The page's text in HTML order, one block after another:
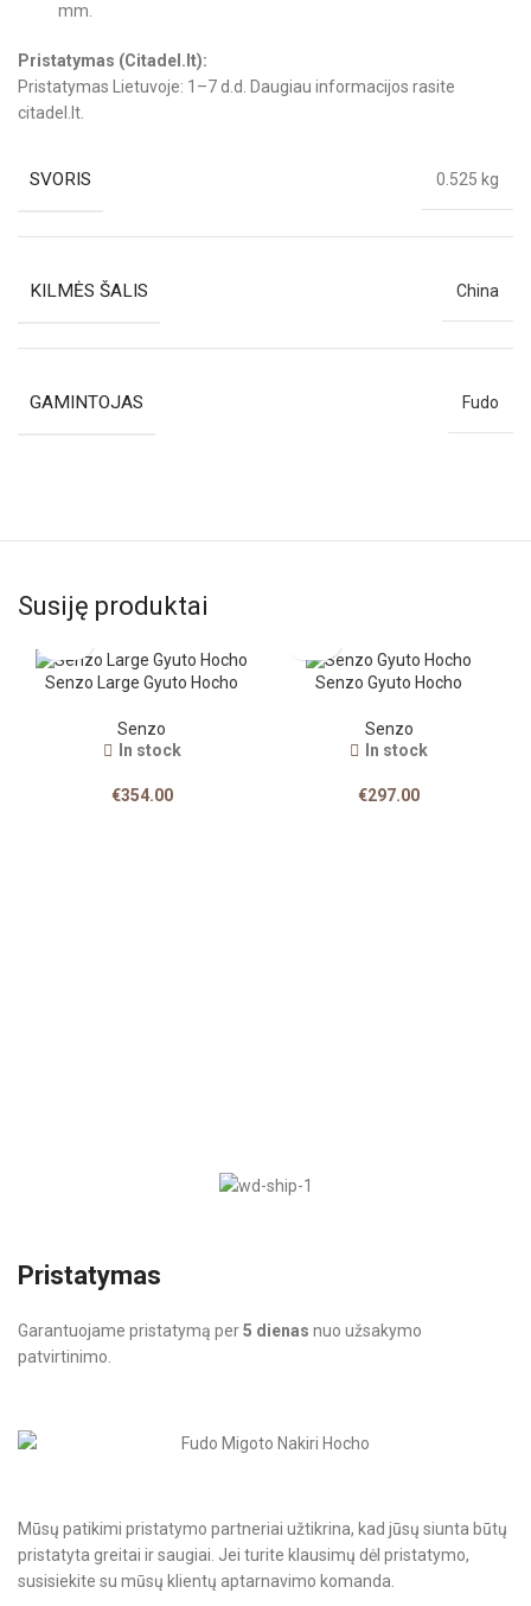
mm.
Pristatymas (Citadel.lt):
Pristatymas Lietuvoje: 1–7 d.d. Daugiau informacijos rasite
citadel.lt.
SVORIS 0.525 kg
KILMĖS ŠALIS China
GAMINTOJAS Fudo
Susiję produktai
Senzo Large Gyuto Hocho
Senzo
In stock
€354.00
Senzo Gyuto Hocho
Senzo
In stock
€297.00
Pristatymas
Garantuojame pristatymą per5 dienas nuo užsakymo
patvirtinimo.
Mūsų patikimi pristatymo partneriai užtikrina, kad jūsų siunta būtų
pristatyta greitai ir saugiai. Jei turite klausimų dėl pristatymo,
susisiekite su mūsų klientų aptarnavimo komanda.